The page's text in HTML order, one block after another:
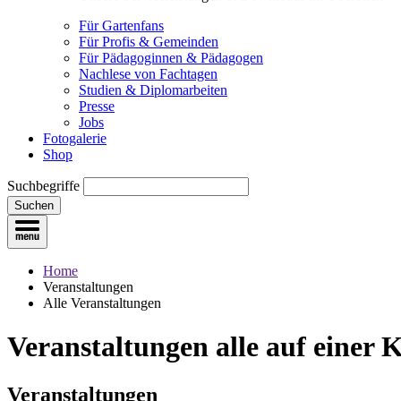
Für Gartenfans
Für Profis & Gemeinden
Für Pädagoginnen & Pädagogen
Nachlese von Fachtagen
Studien & Diplomarbeiten
Presse
Jobs
Fotogalerie
Shop
Suchbegriffe
Suchen
Home
Veranstaltungen
Alle Veranstaltungen
Veranstaltungen alle auf einer
Veranstaltungen